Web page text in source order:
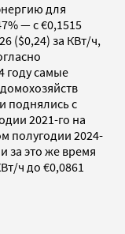
для
— с €0,1515
($0,24) за КВт/ч,
году самые
поднялись с
2021-го на
полугодии 2024-
за это же время
ч до €0,0861